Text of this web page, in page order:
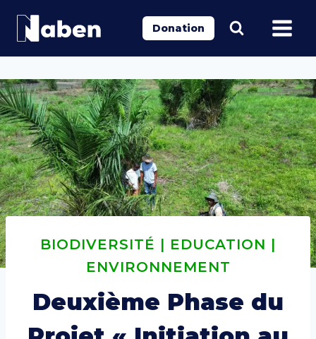
Donation
BIODIVERSITÉ | EDUCATION |
ENVIRONNEMENT
Deuxième Phase du